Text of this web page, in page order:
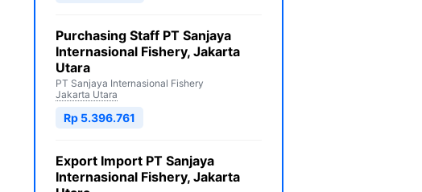
Purchasing Staff PT Sanjaya
Internasional Fishery, Jakarta
Utara
PT Sanjaya Internasional Fishery
Jakarta Utara
Rp 5.396.761
Export Import PT Sanjaya
Internasional Fishery, Jakarta